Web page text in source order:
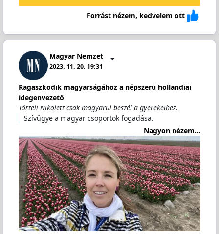
Forrást nézem, kedvelem ott
Magyar Nemzet
2023. 11. 20. 19:31
Ragaszkodik magyarságához a népszerű hollandiai
idegenvezető
Törteli Nikolett csak magyarul beszél a gyerekeihez.
Szívügye a magyar csoportok fogadása.
Nagyon nézem...